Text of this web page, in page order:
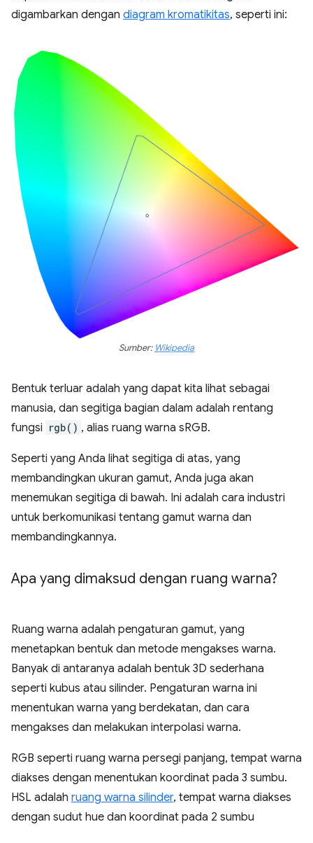
digambarkan dengan diagram kromatikitas, seperti ini:
Sumber: Wikipedia
Bentuk terluar adalah yang dapat kita lihat sebagai
manusia, dan segitiga bagian dalam adalah rentang
fungsi rgb() , alias ruang warna sRGB.
Seperti yang Anda lihat segitiga di atas, yang
membandingkan ukuran gamut, Anda juga akan
menemukan segitiga di bawah. Ini adalah cara industri
untuk berkomunikasi tentang gamut warna dan
membandingkannya.
Apa yang dimaksud dengan ruang warna?
Ruang warna adalah pengaturan gamut, yang
menetapkan bentuk dan metode mengakses warna.
Banyak di antaranya adalah bentuk 3D sederhana
seperti kubus atau silinder. Pengaturan warna ini
menentukan warna yang berdekatan, dan cara
mengakses dan melakukan interpolasi warna.
RGB seperti ruang warna persegi panjang, tempat warna
diakses dengan menentukan koordinat pada 3 sumbu.
HSL adalah ruang warna silinder, tempat warna diakses
dengan sudut hue dan koordinat pada 2 sumbu